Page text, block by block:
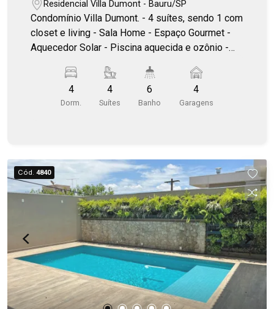
Residencial Villa Dumont - Bauru/SP
Condomínio Villa Dumont. - 4 suítes, sendo 1 com
closet e living - Sala Home - Espaço Gourmet -
Aquecedor Solar - Piscina aquecida e ozônio -
4
Dorm.
4
Suítes
6
Banho
4
Garagens
Cód. 4840